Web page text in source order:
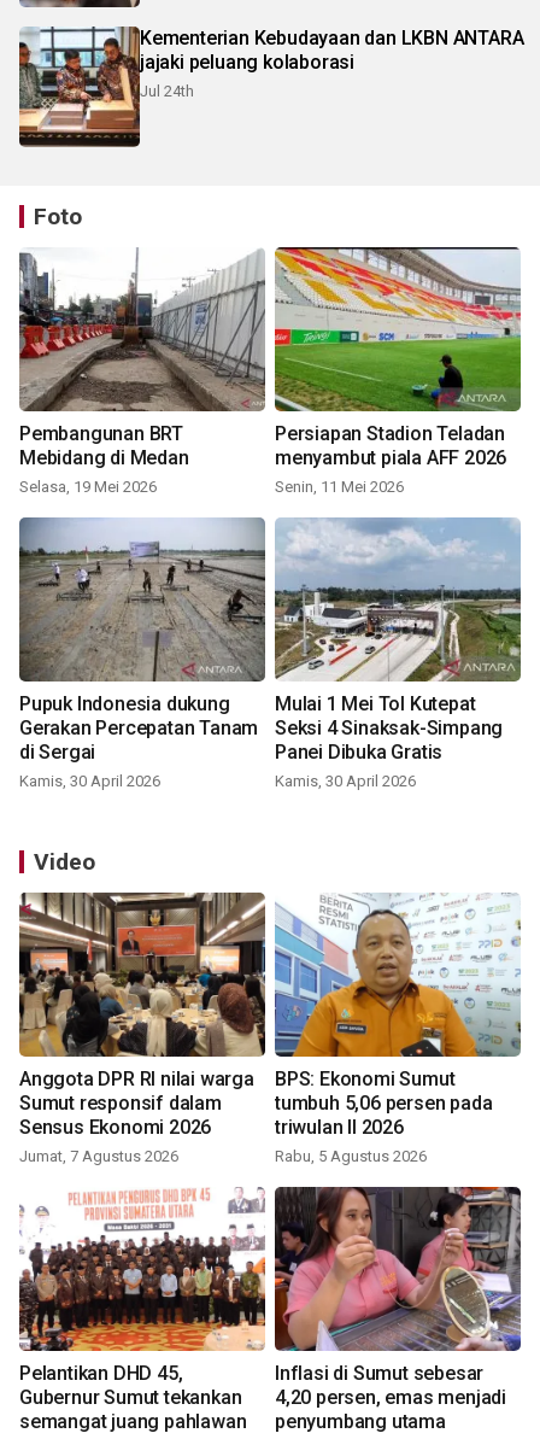
Kementerian Kebudayaan dan LKBN ANTARA
jajaki peluang kolaborasi
Jul 24th
Foto
Pembangunan BRT
Mebidang di Medan
Selasa, 19 Mei 2026
Persiapan Stadion Teladan
menyambut piala AFF 2026
Senin, 11 Mei 2026
Pupuk Indonesia dukung
Gerakan Percepatan Tanam
di Sergai
Kamis, 30 April 2026
Mulai 1 Mei Tol Kutepat
Seksi 4 Sinaksak-Simpang
Panei Dibuka Gratis
Kamis, 30 April 2026
Video
Anggota DPR RI nilai warga
Sumut responsif dalam
Sensus Ekonomi 2026
Jumat, 7 Agustus 2026
BPS: Ekonomi Sumut
tumbuh 5,06 persen pada
triwulan II 2026
Rabu, 5 Agustus 2026
Pelantikan DHD 45,
Gubernur Sumut tekankan
semangat juang pahlawan
Inflasi di Sumut sebesar
4,20 persen, emas menjadi
penyumbang utama